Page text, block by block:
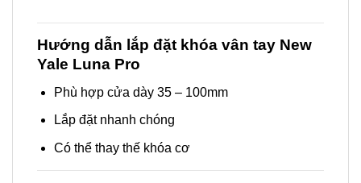
Hướng dẫn lắp đặt khóa vân tay New
Yale Luna Pro
Phù hợp cửa dày 35 – 100mm
Lắp đặt nhanh chóng
Có thể thay thế khóa cơ